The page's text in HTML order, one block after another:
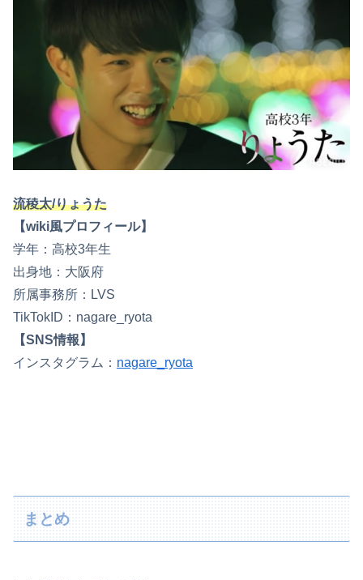
流稜太/りょうた
【wiki風プロフィール】
学年：高校3年生
出身地：大阪府
所属事務所：LVS
TikTokID：nagare_ryota
【SNS情報】
インスタグラム： nagare_ryota
まとめ